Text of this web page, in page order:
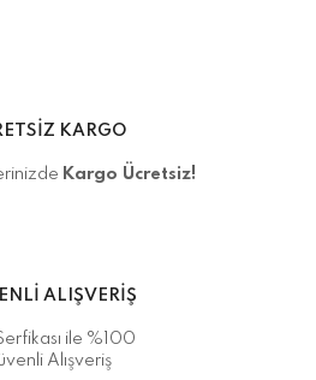
KARGO
Kargo Ücretsiz!
ALIŞVERİŞ
ile %100
Alışveriş